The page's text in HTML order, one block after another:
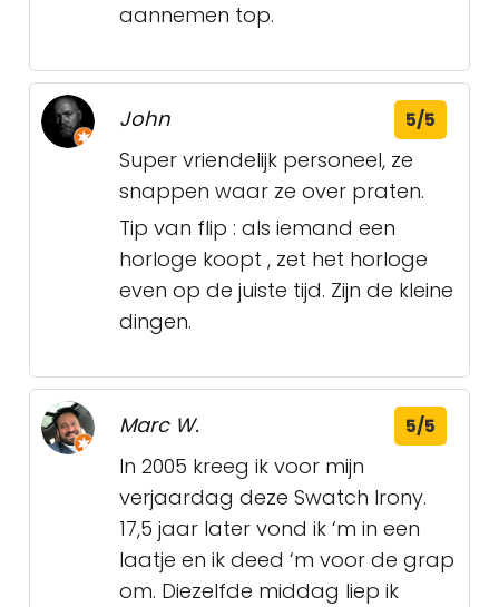
aannemen top.
John 5/5
Super vriendelijk personeel, ze
snappen waar ze over praten.
Tip van flip : als iemand een
horloge koopt , zet het horloge
even op de juiste tijd. Zijn de kleine
dingen.
Marc W. 5/5
In 2005 kreeg ik voor mijn
verjaardag deze Swatch Irony.
17,5 jaar later vond ik ‘m in een
laatje en ik deed ‘m voor de grap
om. Diezelfde middag liep ik